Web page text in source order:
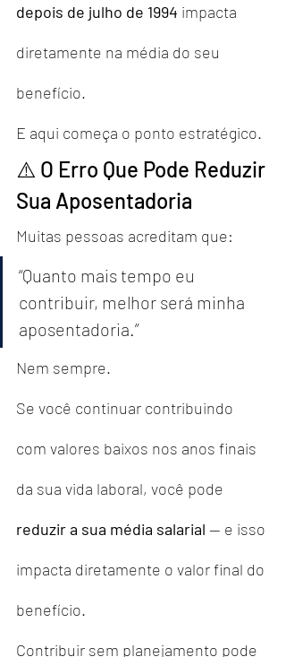
depois de julho de 1994 impacta
diretamente na média do seu
benefício.
E aqui começa o ponto estratégico.
⚠️ O Erro Que Pode Reduzir
Sua Aposentadoria
Muitas pessoas acreditam que:
“Quanto mais tempo eu
contribuir, melhor será minha
aposentadoria.”
Nem sempre.
Se você continuar contribuindo
com valores baixos nos anos finais
da sua vida laboral, você pode
reduzir a sua média salarial — e isso
impacta diretamente o valor final do
benefício.
Contribuir sem planejamento pode